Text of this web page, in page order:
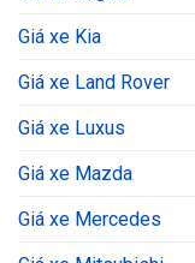
Giá xe Kia
Giá xe Land Rover
Giá xe Luxus
Giá xe Mazda
Giá xe Mercedes